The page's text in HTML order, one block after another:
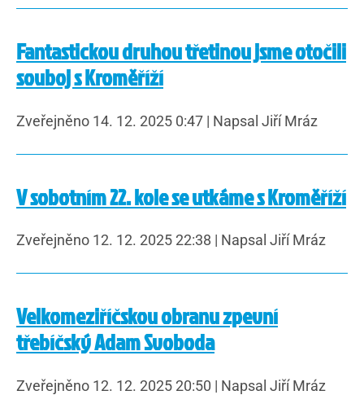
Fantastickou druhou třetinou jsme otočili
souboj s Kroměříží
Zveřejněno 14. 12. 2025 0:47 | Napsal Jiří Mráz
V sobotním 22. kole se utkáme s Kroměříží
Zveřejněno 12. 12. 2025 22:38 | Napsal Jiří Mráz
Velkomeziříčskou obranu zpevní
třebíčský Adam Svoboda
Zveřejněno 12. 12. 2025 20:50 | Napsal Jiří Mráz